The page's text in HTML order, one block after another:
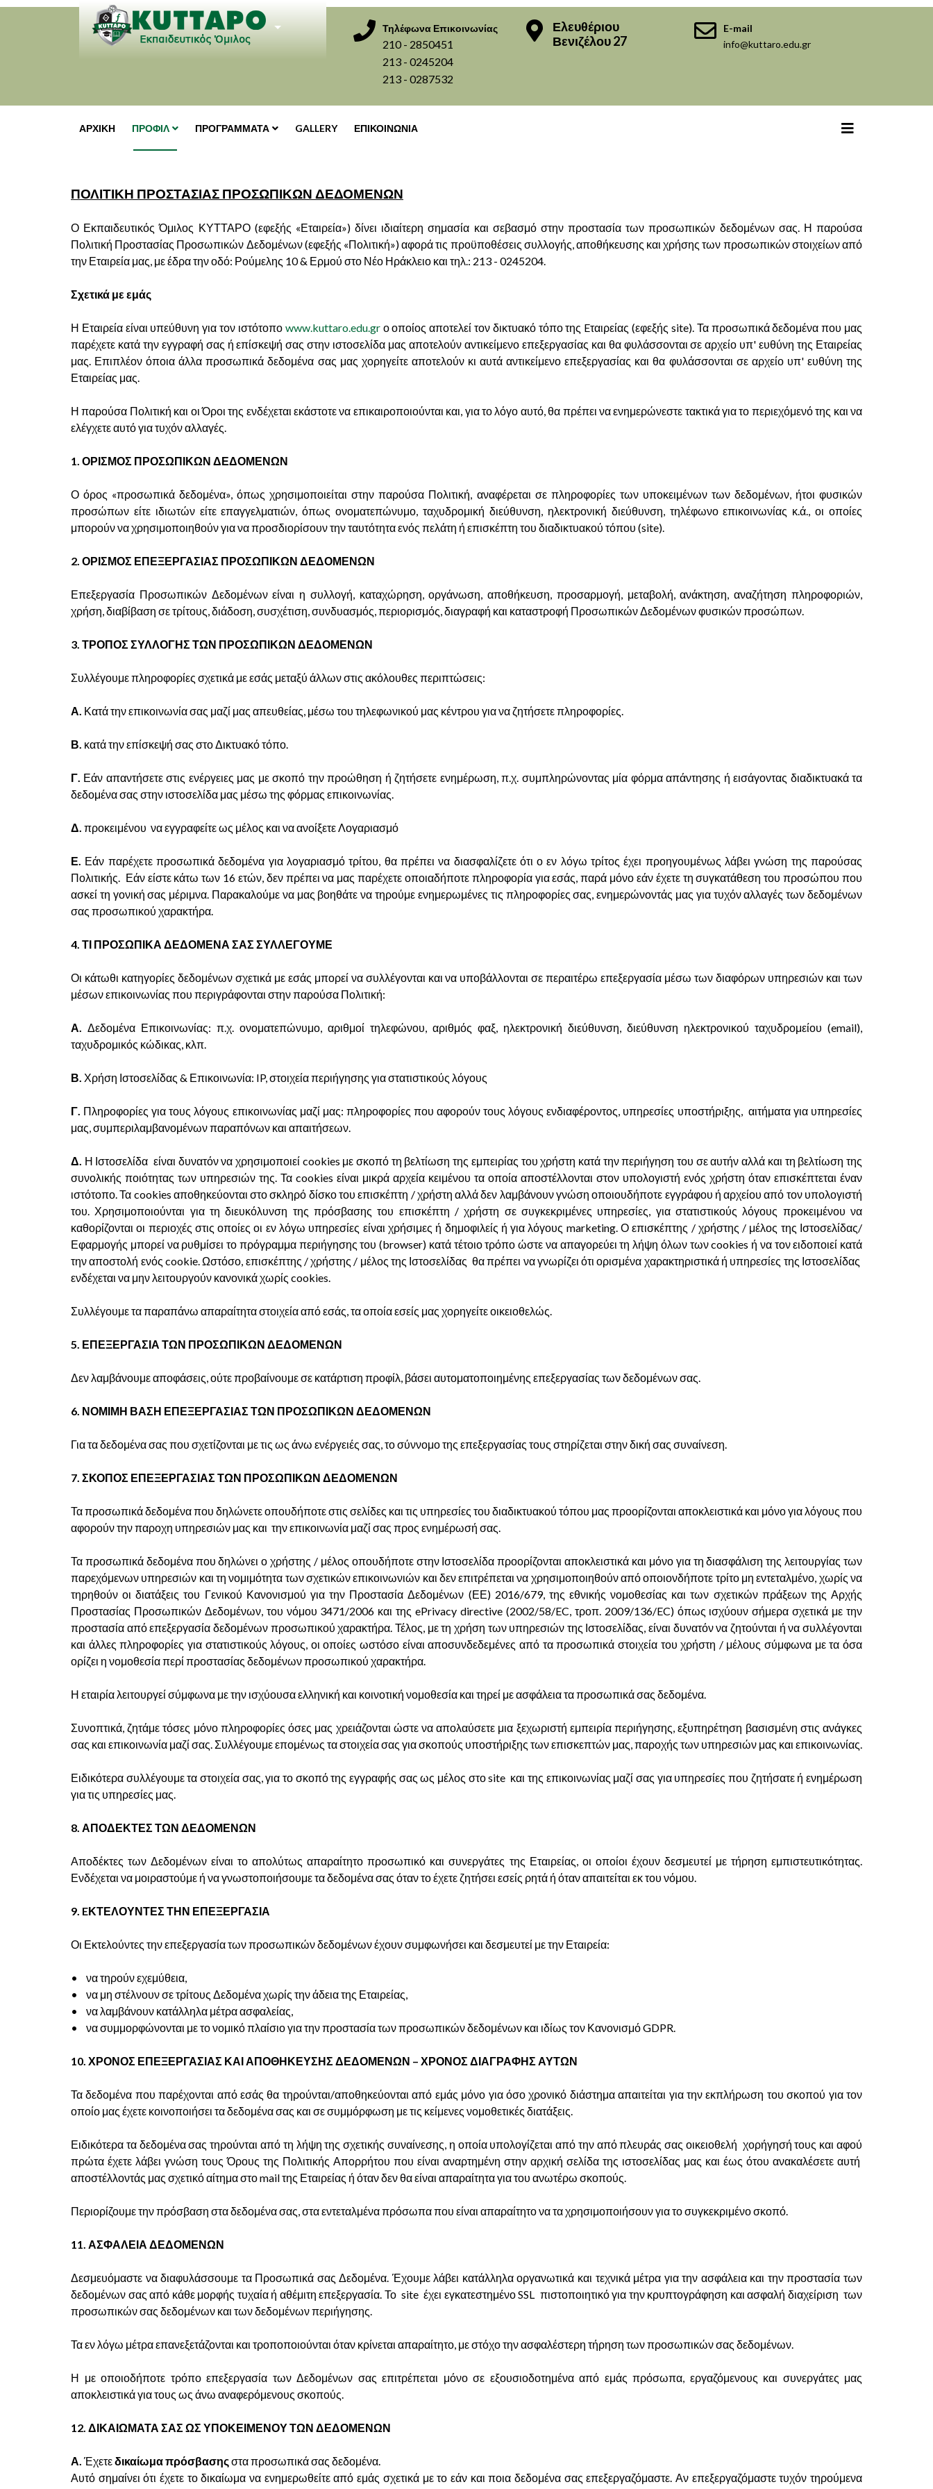
MAXIMENU CK
Τηλέφωνα Επικοινωνίας
210 - 2850451
213 - 0245204
213 - 0287532
Ελευθέριου
Βενιζέλου 27
E-mail
info@kuttaro.edu.gr
ΑΡΧΙΚΉ ΠΡΟΦΙΛ ΠΡΟΓΡΑΜΜΑΤΑ GALLERY ΕΠΙΚΟΙΝΩΝΙΑ
ΠΟΛΙΤΙΚΗ ΠΡΟΣΤΑΣΙΑΣ ΠΡΟΣΩΠΙΚΩΝ ΔΕΔΟΜΕΝΩΝ
Ο Εκπαιδευτικός Όμιλος ΚΥΤΤΑΡΟ (εφεξής «Εταιρεία») δίνει ιδιαίτερη σημασία και σεβασμό στην προστασία των προσωπικών δεδομένων σας. Η παρούσα
Πολιτική Προστασίας Προσωπικών Δεδομένων (εφεξής «Πολιτική») αφορά τις προϋποθέσεις συλλογής, αποθήκευσης και χρήσης των προσωπικών στοιχείων από
την Εταιρεία μας, με έδρα την οδό: Ρούμελης 10 & Ερμού στο Νέο Ηράκλειο και τηλ.: 213 - 0245204.
Σχετικά με εμάς
Η Εταιρεία είναι υπεύθυνη για τον ιστότοπο www.kuttaro.edu.grο οποίος αποτελεί τον δικτυακό τόπο της Eταιρείας (εφεξής site). Τα προσωπικά δεδομένα που μας
παρέχετε κατά την εγγραφή σας ή επίσκεψή σας στην ιστοσελίδα μας αποτελούν αντικείμενο επεξεργασίας και θα φυλάσσονται σε αρχείο υπ' ευθύνη της Εταιρείας
μας. Επιπλέον όποια άλλα προσωπικά δεδομένα σας μας χορηγείτε αποτελούν κι αυτά αντικείμενο επεξεργασίας και θα φυλάσσονται σε αρχείο υπ' ευθύνη της
Εταιρείας μας.
Η παρούσα Πολιτική και οι Όροι της ενδέχεται εκάστοτε να επικαιροποιούνται και, για το λόγο αυτό, θα πρέπει να ενημερώνεστε τακτικά για το περιεχόμενό της και να
ελέγχετε αυτό για τυχόν αλλαγές.
1. ΟΡΙΣΜΟΣ ΠΡΟΣΩΠΙΚΩΝ ΔΕΔΟΜΕΝΩΝ
Ο όρος «προσωπικά δεδομένα», όπως χρησιμοποιείται στην παρούσα Πολιτική, αναφέρεται σε πληροφορίες των υποκειμένων των δεδομένων, ήτοι φυσικών
προσώπων είτε ιδιωτών είτε επαγγελματιών, όπως ονοματεπώνυμο, ταχυδρομική διεύθυνση, ηλεκτρονική διεύθυνση, τηλέφωνο επικοινωνίας κ.ά., οι οποίες
μπορούν να χρησιμοποιηθούν για να προσδιορίσουν την ταυτότητα ενός πελάτη ή επισκέπτη του διαδικτυακού τόπου (site).
2. ΟΡΙΣΜΟΣ ΕΠΕΞΕΡΓΑΣΙΑΣ ΠΡΟΣΩΠΙΚΩΝ ΔΕΔΟΜΕΝΩΝ
Επεξεργασία Προσωπικών Δεδομένων είναι η συλλογή, καταχώρηση, οργάνωση, αποθήκευση, προσαρμογή, μεταβολή, ανάκτηση, αναζήτηση πληροφοριών,
χρήση, διαβίβαση σε τρίτους, διάδοση, συσχέτιση, συνδυασμός, περιορισμός, διαγραφή και καταστροφή Προσωπικών Δεδομένων φυσικών προσώπων.
3. ΤΡΟΠΟΣ ΣΥΛΛΟΓΗΣ ΤΩΝ ΠΡΟΣΩΠΙΚΩΝ ΔΕΔΟΜΕΝΩΝ
Συλλέγουμε πληροφορίες σχετικά με εσάς μεταξύ άλλων στις ακόλουθες περιπτώσεις:
Α. Κατά την επικοινωνία σας μαζί μας απευθείας, μέσω του τηλεφωνικού μας κέντρου για να ζητήσετε πληροφορίες.
Β. κατά την επίσκεψή σας στο Δικτυακό τόπο.
Γ. Εάν απαντήσετε στις ενέργειες μας με σκοπό την προώθηση ή ζητήσετε ενημέρωση, π.χ. συμπληρώνοντας μία φόρμα απάντησης ή εισάγοντας διαδικτυακά τα
δεδομένα σας στην ιστοσελίδα μας μέσω της φόρμας επικοινωνίας.
Δ. προκειμένου να εγγραφείτε ως μέλος και να ανοίξετε Λογαριασμό
Ε. Εάν παρέχετε προσωπικά δεδομένα για λογαριασμό τρίτου, θα πρέπει να διασφαλίζετε ότι ο εν λόγω τρίτος έχει προηγουμένως λάβει γνώση της παρούσας
Πολιτικής. Εάν είστε κάτω των 16 ετών, δεν πρέπει να μας παρέχετε οποιαδήποτε πληροφορία για εσάς, παρά μόνο εάν έχετε τη συγκατάθεση του προσώπου που
ασκεί τη γονική σας μέριμνα. Παρακαλούμε να μας βοηθάτε να τηρούμε ενημερωμένες τις πληροφορίες σας, ενημερώνοντάς μας για τυχόν αλλαγές των δεδομένων
σας προσωπικού χαρακτήρα.
4. ΤΙ ΠΡΟΣΩΠΙΚΑ ΔΕΔΟΜΕΝΑ ΣΑΣ ΣΥΛΛΕΓΟΥΜΕ
Οι κάτωθι κατηγορίες δεδομένων σχετικά με εσάς μπορεί να συλλέγονται και να υποβάλλονται σε περαιτέρω επεξεργασία μέσω των διαφόρων υπηρεσιών και των
μέσων επικοινωνίας που περιγράφονται στην παρούσα Πολιτική:
Α. Δεδομένα Επικοινωνίας: π.χ. ονοματεπώνυμο, αριθμοί τηλεφώνου, αριθμός φαξ, ηλεκτρονική διεύθυνση, διεύθυνση ηλεκτρονικού ταχυδρομείου (email),
ταχυδρομικός κώδικας, κλπ.
Β. Χρήση Ιστοσελίδας & Επικοινωνία: IP, στοιχεία περιήγησης για στατιστικούς λόγους
Γ. Πληροφορίες για τους λόγους επικοινωνίας μαζί μας: πληροφορίες που αφορούν τους λόγους ενδιαφέροντος, υπηρεσίες υποστήριξης, αιτήματα για υπηρεσίες
μας, συμπεριλαμβανομένων παραπόνων και απαιτήσεων.
Δ. Η Ιστοσελίδα είναι δυνατόν να χρησιμοποιεί cookies με σκοπό τη βελτίωση της εμπειρίας του χρήστη κατά την περιήγηση του σε αυτήν αλλά και τη βελτίωση της
συνολικής ποιότητας των υπηρεσιών της. Τα cookies είναι μικρά αρχεία κειμένου τα οποία αποστέλλονται στον υπολογιστή ενός χρήστη όταν επισκέπτεται έναν
ιστότοπο. Τα cookies αποθηκεύονται στο σκληρό δίσκο του επισκέπτη / χρήστη αλλά δεν λαμβάνουν γνώση οποιουδήποτε εγγράφου ή αρχείου από τον υπολογιστή
του. Χρησιμοποιούνται για τη διευκόλυνση της πρόσβασης του επισκέπτη / χρήστη σε συγκεκριμένες υπηρεσίες, για στατιστικούς λόγους προκειμένου να
καθορίζονται οι περιοχές στις οποίες οι εν λόγω υπηρεσίες είναι χρήσιμες ή δημοφιλείς ή για λόγους marketing. Ο επισκέπτης / χρήστης / μέλος της Ιστοσελίδας/
Εφαρμογής μπορεί να ρυθμίσει το πρόγραμμα περιήγησης του (browser) κατά τέτοιο τρόπο ώστε να απαγορεύει τη λήψη όλων των cookies ή να τον ειδοποιεί κατά
την αποστολή ενός cookie. Ωστόσο, επισκέπτης / χρήστης / μέλος της Ιστοσελίδας θα πρέπει να γνωρίζει ότι ορισμένα χαρακτηριστικά ή υπηρεσίες της Ιστοσελίδας
ενδέχεται να μην λειτουργούν κανονικά χωρίς cookies.
Συλλέγουμε τα παραπάνω απαραίτητα στοιχεία από εσάς, τα οποία εσείς μας χορηγείτε οικειοθελώς.
5. ΕΠΕΞΕΡΓΑΣΙΑ ΤΩΝ ΠΡΟΣΩΠΙΚΩΝ ΔΕΔΟΜΕΝΩΝ
Δεν λαμβάνουμε αποφάσεις, ούτε προβαίνουμε σε κατάρτιση προφίλ, βάσει αυτοματοποιημένης επεξεργασίας των δεδομένων σας.
6. ΝΟΜΙΜΗ ΒΑΣΗ ΕΠΕΞΕΡΓΑΣΙΑΣ ΤΩΝ ΠΡΟΣΩΠΙΚΩΝ ΔΕΔΟΜΕΝΩΝ
Για τα δεδομένα σας που σχετίζονται με τις ως άνω ενέργειές σας, το σύννομο της επεξεργασίας τους στηρίζεται στην δική σας συναίνεση.
7. ΣΚΟΠΟΣ ΕΠΕΞΕΡΓΑΣΙΑΣ ΤΩΝ ΠΡΟΣΩΠΙΚΩΝ ΔΕΔΟΜΕΝΩΝ
Τα προσωπικά δεδομένα που δηλώνετε οπουδήποτε στις σελίδες και τις υπηρεσίες του διαδικτυακού τόπου μας προορίζονται αποκλειστικά και μόνο για λόγους που
αφορούν την παροχη υπηρεσιών μας και την επικοινωνία μαζί σας προς ενημέρωσή σας.
Τα προσωπικά δεδομένα που δηλώνει ο χρήστης / μέλος οπουδήποτε στην Ιστοσελίδα προορίζονται αποκλειστικά και μόνο για τη διασφάλιση της λειτουργίας των
παρεχόμενων υπηρεσιών και τη νομιμότητα των σχετικών επικοινωνιών και δεν επιτρέπεται να χρησιμοποιηθούν από οποιονδήποτε τρίτο μη εντεταλμένο, χωρίς να
τηρηθούν οι διατάξεις του Γενικού Κανονισμού για την Προστασία Δεδομένων (ΕΕ) 2016/679, της εθνικής νομοθεσίας και των σχετικών πράξεων της Αρχής
Προστασίας Προσωπικών Δεδομένων, του νόμου 3471/2006 και της ePrivacy directive (2002/58/EC, τροπ. 2009/136/EC) όπως ισχύουν σήμερα σχετικά με την
προστασία από επεξεργασία δεδομένων προσωπικού χαρακτήρα. Τέλος, με τη χρήση των υπηρεσιών της Ιστοσελίδας, είναι δυνατόν να ζητούνται ή να συλλέγονται
και άλλες πληροφορίες για στατιστικούς λόγους, οι οποίες ωστόσο είναι αποσυνδεδεμένες από τα προσωπικά στοιχεία του χρήστη / μέλους σύμφωνα με τα όσα
ορίζει η νομοθεσία περί προστασίας δεδομένων προσωπικού χαρακτήρα.
Η εταιρία λειτουργεί σύμφωνα με την ισχύουσα ελληνική και κοινοτική νομοθεσία και τηρεί με ασφάλεια τα προσωπικά σας δεδομένα.
Συνοπτικά, ζητάμε τόσες μόνο πληροφορίες όσες μας χρειάζονται ώστε να απολαύσετε μια ξεχωριστή εμπειρία περιήγησης, εξυπηρέτηση βασισμένη στις ανάγκες
σας και επικοινωνία μαζί σας. Συλλέγουμε επομένως τα στοιχεία σας για σκοπούς υποστήριξης των επισκεπτών μας, παροχής των υπηρεσιών μας και επικοινωνίας.
Ειδικότερα συλλέγουμε τα στοιχεία σας, για το σκοπό της εγγραφής σας ως μέλος στο site και της επικοινωνίας μαζί σας για υπηρεσίες που ζητήσατε ή ενημέρωση
για τις υπηρεσίες μας.
8. ΑΠΟΔΕΚΤΕΣ ΤΩΝ ΔΕΔΟΜΕΝΩΝ
Αποδέκτες των Δεδομένων είναι το απολύτως απαραίτητο προσωπικό και συνεργάτες της Εταιρείας, οι οποίοι έχουν δεσμευτεί με τήρηση εμπιστευτικότητας.
Ενδέχεται να μοιραστούμε ή να γνωστοποιήσουμε τα δεδομένα σας όταν το έχετε ζητήσει εσείς ρητά ή όταν απαιτείται εκ του νόμου.
9. EΚΤΕΛΟΥΝΤΕΣ ΤΗΝ ΕΠΕΞΕΡΓΑΣΙΑ
Οι Εκτελούντες την επεξεργασία των προσωπικών δεδομένων έχουν συμφωνήσει και δεσμευτεί με την Εταιρεία:
• να τηρούν εχεμύθεια,
• να μη στέλνουν σε τρίτους Δεδομένα χωρίς την άδεια της Εταιρείας,
• να λαμβάνουν κατάλληλα μέτρα ασφαλείας,
• να συμμορφώνονται με το νομικό πλαίσιο για την προστασία των προσωπικών δεδομένων και ιδίως τον Κανονισμό GDPR.
10. ΧΡΟΝΟΣ ΕΠΕΞΕΡΓΑΣΙΑΣ ΚΑΙ ΑΠΟΘΗΚΕΥΣΗΣ ΔΕΔΟΜΕΝΩΝ – ΧΡΟΝΟΣ ΔΙΑΓΡΑΦΗΣ ΑΥΤΩΝ
Τα δεδομένα που παρέχονται από εσάς θα τηρούνται/αποθηκεύονται από εμάς μόνο για όσο χρονικό διάστημα απαιτείται για την εκπλήρωση του σκοπού για τον
οποίο μας έχετε κοινοποιήσει τα δεδομένα σας και σε συμμόρφωση με τις κείμενες νομοθετικές διατάξεις.
Ειδικότερα τα δεδομένα σας τηρούνται από τη λήψη της σχετικής συναίνεσης, η οποία υπολογίζεται από την από πλευράς σας οικειοθελή χορήγησή τους και αφού
πρώτα έχετε λάβει γνώση τους Όρους της Πολιτικής Απορρήτου που είναι αναρτημένη στην αρχική σελίδα της ιστοσελίδας μας και έως ότου ανακαλέσετε αυτή
αποστέλλοντάς μας σχετικό αίτημα στο mail της Εταιρείας ή όταν δεν θα είναι απαραίτητα για του ανωτέρω σκοπούς.
Περιορίζουμε την πρόσβαση στα δεδομένα σας, στα εντεταλμένα πρόσωπα που είναι απαραίτητο να τα χρησιμοποιήσουν για το συγκεκριμένο σκοπό.
11. ΑΣΦΑΛΕΙΑ ΔΕΔΟΜΕΝΩΝ
Δεσμευόμαστε να διαφυλάσσουμε τα Προσωπικά σας Δεδομένα. Έχουμε λάβει κατάλληλα οργανωτικά και τεχνικά μέτρα για την ασφάλεια και την προστασία των
δεδομένων σας από κάθε μορφής τυχαία ή αθέμιτη επεξεργασία. Το site έχει εγκατεστημένο SSL πιστοποιητικό για την κρυπτογράφηση και ασφαλή διαχείριση των
προσωπικών σας δεδομένων και των δεδομένων περιήγησης.
Τα εν λόγω μέτρα επανεξετάζονται και τροποποιούνται όταν κρίνεται απαραίτητο, με στόχο την ασφαλέστερη τήρηση των προσωπικών σας δεδομένων.
Η με οποιοδήποτε τρόπο επεξεργασία των Δεδομένων σας επιτρέπεται μόνο σε εξουσιοδοτημένα από εμάς πρόσωπα, εργαζόμενους και συνεργάτες μας
αποκλειστικά για τους ως άνω αναφερόμενους σκοπούς.
12. ΔΙΚΑΙΩΜΑΤΑ ΣΑΣ ΩΣ ΥΠΟΚΕΙΜΕΝΟΥ ΤΩΝ ΔΕΔΟΜΕΝΩΝ
Α. Έχετεδικαίωμα πρόσβασηςστα προσωπικά σας δεδομένα.
Αυτό σημαίνει ότι έχετε το δικαίωμα να ενημερωθείτε από εμάς σχετικά με το εάν και ποια δεδομένα σας επεξεργαζόμαστε. Αν επεξεργαζόμαστε τυχόν τηρούμενα